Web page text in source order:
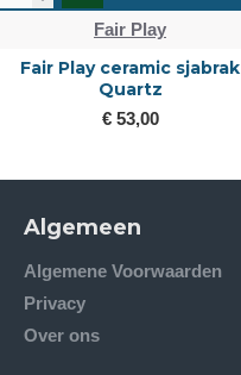
Fair Play
Fair Play ceramic sjabrak
Quartz
€ 53,00
Algemeen
Algemene Voorwaarden
Privacy
Over ons